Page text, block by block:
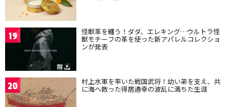
19 怪獣革を纏う！ダダ、エレキング…ウルトラ怪
獣モチーフの革を使った新アパレルコレクショ
ンが発表
20 村上水軍を率いた戦国武将！幼い弟を支え、共
に海へ散った得居通幸の波乱に満ちた生涯